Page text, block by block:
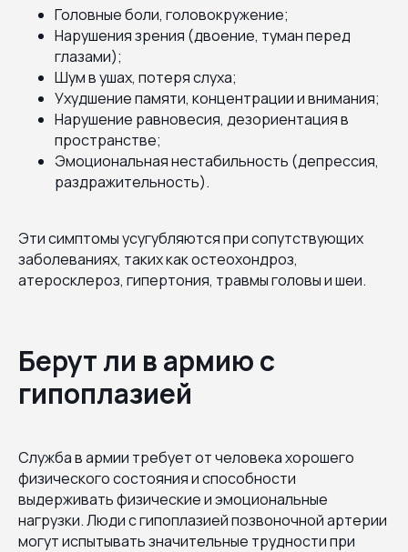
Головные боли, головокружение;
Нарушения зрения (двоение, туман перед
глазами);
Шум в ушах, потеря слуха;
Ухудшение памяти, концентрации и внимания;
Нарушение равновесия, дезориентация в
пространстве;
Эмоциональная нестабильность (депрессия,
раздражительность).
Эти симптомы усугубляются при сопутствующих
заболеваниях, таких как остеохондроз,
атеросклероз, гипертония, травмы головы и шеи.
Берут ли в армию с
гипоплазией
Служба в армии требует от человека хорошего
физического состояния и способности
выдерживать физические и эмоциональные
нагрузки. Люди с гипоплазией позвоночной артерии
могут испытывать значительные трудности при